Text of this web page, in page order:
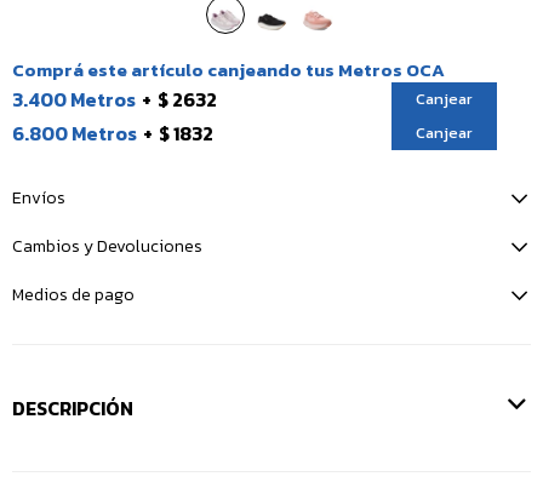
Comprá este artículo canjeando tus Metros OCA
3.400 Metros $ 2632 Canjear
6.800 Metros $ 1832 Canjear
Envíos
Cambios y Devoluciones
Medios de pago
DESCRIPCIÓN